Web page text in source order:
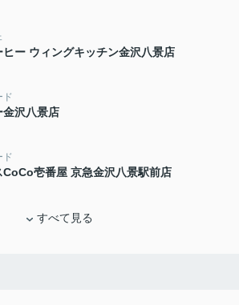
ヒー ウィングキッチン金沢八景店
ド
金沢八景店
ド
CoCo壱番屋 京急金沢八景駅前店
すべて見る